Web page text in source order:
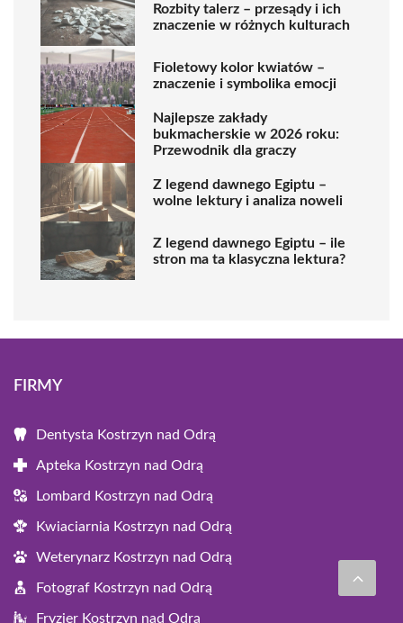
Rozbity talerz – przesądy i ich
znaczenie w różnych kulturach
Fioletowy kolor kwiatów –
znaczenie i symbolika emocji
Najlepsze zakłady
bukmacherskie w 2026 roku:
Przewodnik dla graczy
Z legend dawnego Egiptu –
wolne lektury i analiza noweli
Z legend dawnego Egiptu – ile
stron ma ta klasyczna lektura?
FIRMY
Dentysta Kostrzyn nad Odrą
Apteka Kostrzyn nad Odrą
Lombard Kostrzyn nad Odrą
Kwiaciarnia Kostrzyn nad Odrą
Weterynarz Kostrzyn nad Odrą
Fotograf Kostrzyn nad Odrą
Fryzjer Kostrzyn nad Odrą